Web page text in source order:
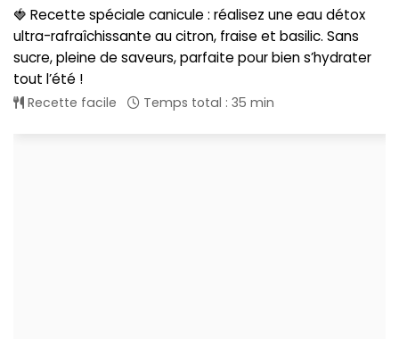
🍓 Recette spéciale canicule : réalisez une eau détox
ultra-rafraîchissante au citron, fraise et basilic. Sans
sucre, pleine de saveurs, parfaite pour bien s’hydrater
tout l’été !
Recette facile Temps total : 35 min